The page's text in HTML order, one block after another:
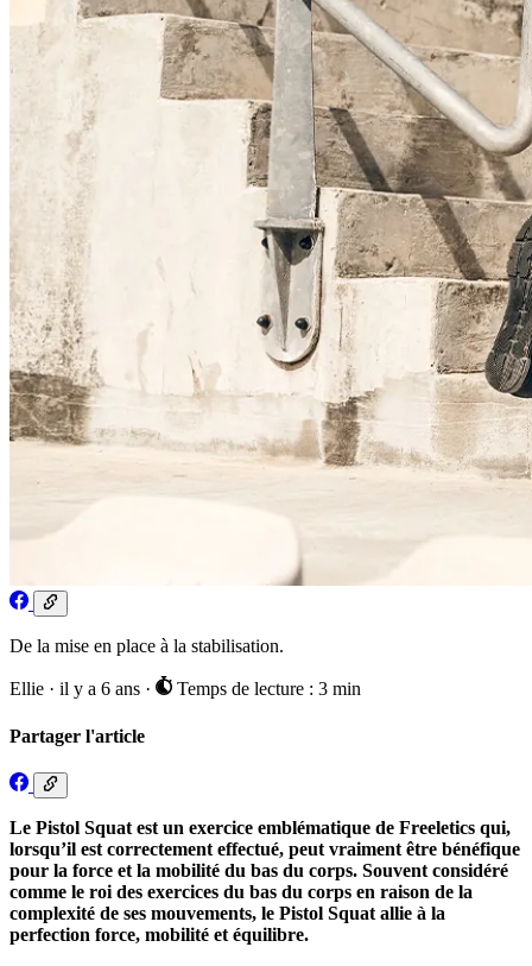
De la mise en place à la stabilisation.
Ellie · il y a 6 ans · Temps de lecture : 3 min
Partager l'article
Le Pistol Squat est un exercice emblématique de Freeletics qui,
lorsqu’il est correctement effectué, peut vraiment être bénéfique
pour la force et la mobilité du bas du corps. Souvent considéré
comme le roi des exercices du bas du corps en raison de la
complexité de ses mouvements, le Pistol Squat allie à la
perfection force, mobilité et équilibre.